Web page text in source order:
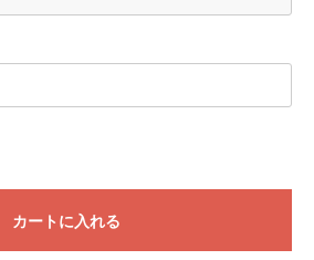
カートに入れる